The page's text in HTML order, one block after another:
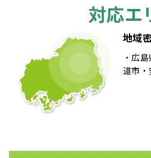
対応エ
地域
広島
道市